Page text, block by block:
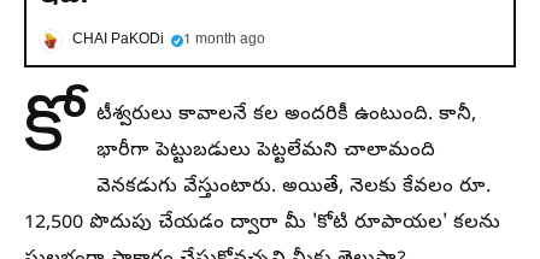
CHAI PaKODi 1 month ago
కో టీశ్వరులు కావాలనే కల అందరికీ ఉంటుంది. కానీ,
భారీగా పెట్టుబడులు పెట్టలేమని చాలామంది
వెనకడుగు వేస్తుంటారు. అయితే, నెలకు కేవలం రూ.
12,500 పొదుపు చేయడం ద్వారా మీ 'కోటి రూపాయల' కలను